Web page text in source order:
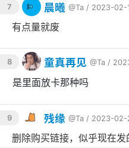
7 晨曦 @Ta / 2023-02-
有点量就废
8 童真再见 @Ta /
是里面放卡那种吗
9 残缘 @Ta / 2023-02-
删除购买链接，似乎现在